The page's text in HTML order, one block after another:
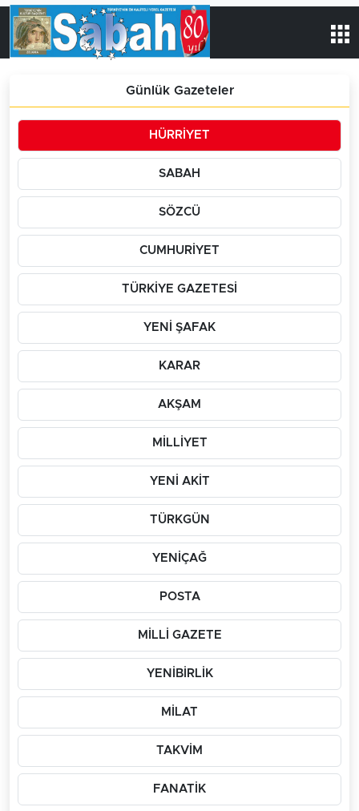
Günlük Gazeteler
HÜRRİYET
SABAH
SÖZCÜ
CUMHURİYET
TÜRKİYE GAZETESİ
YENİ ŞAFAK
KARAR
AKŞAM
MİLLİYET
YENİ AKİT
TÜRKGÜN
YENİÇAĞ
POSTA
MİLLİ GAZETE
YENİBİRLİK
MİLAT
TAKVİM
FANATİK